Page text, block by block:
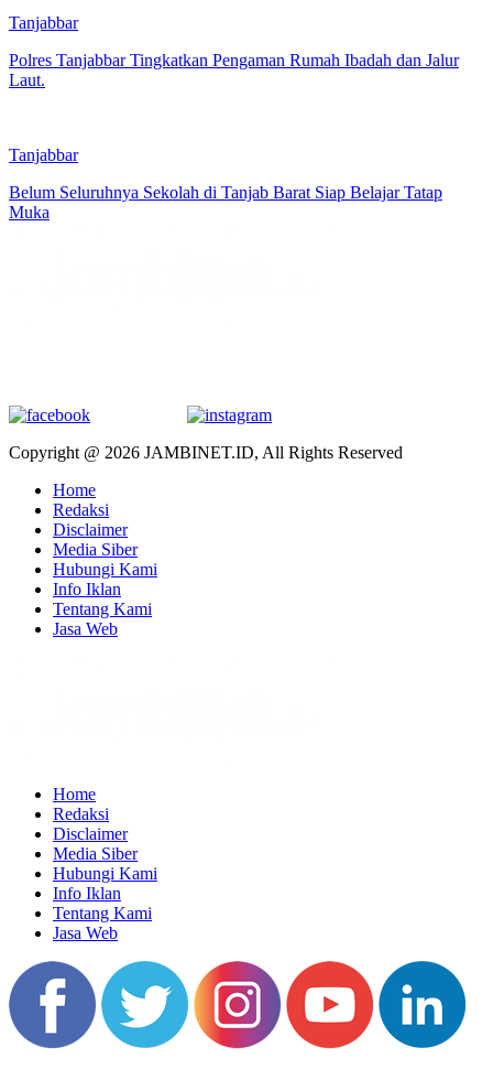
Tanjabbar
Polres Tanjabbar Tingkatkan Pengaman Rumah Ibadah dan Jalur
Laut.
Tanjabbar
Belum Seluruhnya Sekolah di Tanjab Barat Siap Belajar Tatap
Muka
Copyright @ 2026 JAMBINET.ID, All Rights Reserved
Home
Redaksi
Disclaimer
Media Siber
Hubungi Kami
Info Iklan
Tentang Kami
Jasa Web
Home
Redaksi
Disclaimer
Media Siber
Hubungi Kami
Info Iklan
Tentang Kami
Jasa Web